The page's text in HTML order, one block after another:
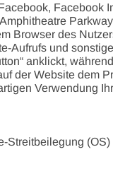
Facebook
Browser des
Aufrufs und
anklickt,
der Website dem
Verwendung
Streitbeilegung